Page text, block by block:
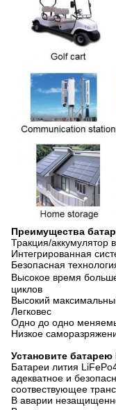
Преимущества
Тракция/аккумулятор
Интегрированная
Безопасная
Высокое время
циклов
Высокий
Легковес
Одно до одно
Низкое
Установите батарею
Батареи лития
адекватное и
соотвествующее
В аварии